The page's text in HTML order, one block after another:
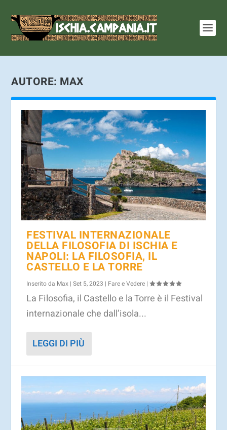
AUTORE: MAX
FESTIVAL INTERNAZIONALE
DELLA FILOSOFIA DI ISCHIA E
NAPOLI: LA FILOSOFIA, IL
CASTELLO E LA TORRE
Inserito da Max |Set 5, 2023 | Fare e Vedere |
La Filosofia, il Castello e la Torre è il Festival
internazionale che dall’isola...
LEGGI DI PIÙ
tali servizi, accetti l'utilizzo dei cookie.
Ulteriori
informazioni
OK